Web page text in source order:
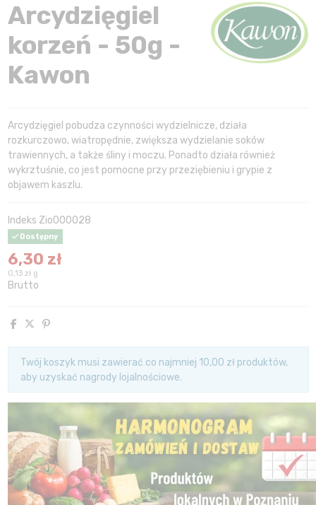
Arcydzięgiel
korzeń - 50g -
Kawon
Arcydzięgiel pobudza czynności wydzielnicze, działa
rozkurczowo, wiatropędnie, zwiększa wydzielanie soków
trawiennych, a także śliny i moczu. Ponadto działa również
wykrztuśnie, co jest pomocne przy przeziębieniu i grypie z
objawem kaszlu.
Indeks Zio000028
Dostępny
6,30 zł
0,13 zł g
Brutto
Twój koszyk musi zawierać co najmniej 10,00 zł produktów,
aby uzyskać nagrody lojalnościowe.